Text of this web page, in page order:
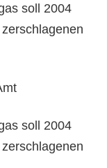
soll 2004
soll 2004